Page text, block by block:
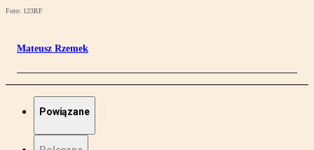
Foto: 123RF
Mateusz Rzemek
Powiązane